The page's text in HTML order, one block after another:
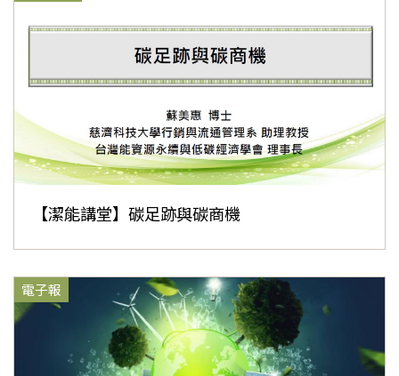
【潔能講堂】碳足跡與碳商機
電子報